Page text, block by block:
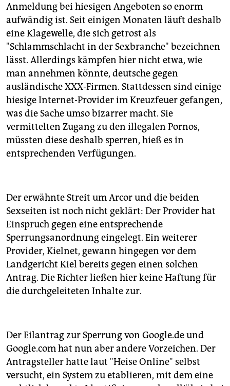
Anmeldung bei hiesigen Angeboten so enorm
aufwändig ist. Seit einigen Monaten läuft deshalb
eine Klagewelle, die sich getrost als
"Schlammschlacht in der Sexbranche" bezeichnen
lässt. Allerdings kämpfen hier nicht etwa, wie
man annehmen könnte, deutsche gegen
ausländische XXX-Firmen. Stattdessen sind einige
hiesige Internet-Provider im Kreuzfeuer gefangen,
was die Sache umso bizarrer macht. Sie
vermittelten Zugang zu den illegalen Pornos,
müssten diese deshalb sperren, hieß es in
entsprechenden Verfügungen.
Der erwähnte Streit um Arcor und die beiden
Sexseiten ist noch nicht geklärt: Der Provider hat
Einspruch gegen eine entsprechende
Sperrungsanordnung eingelegt. Ein weiterer
Provider, Kielnet, gewann hingegen vor dem
Landgericht Kiel bereits gegen einen solchen
Antrag. Die Richter ließen hier keine Haftung für
die durchgeleiteten Inhalte zur.
Der Eilantrag zur Sperrung von Google.de und
Google.com hat nun aber andere Vorzeichen. Der
Antragsteller hatte laut "Heise Online" selbst
versucht, ein System zu etablieren, mit dem eine